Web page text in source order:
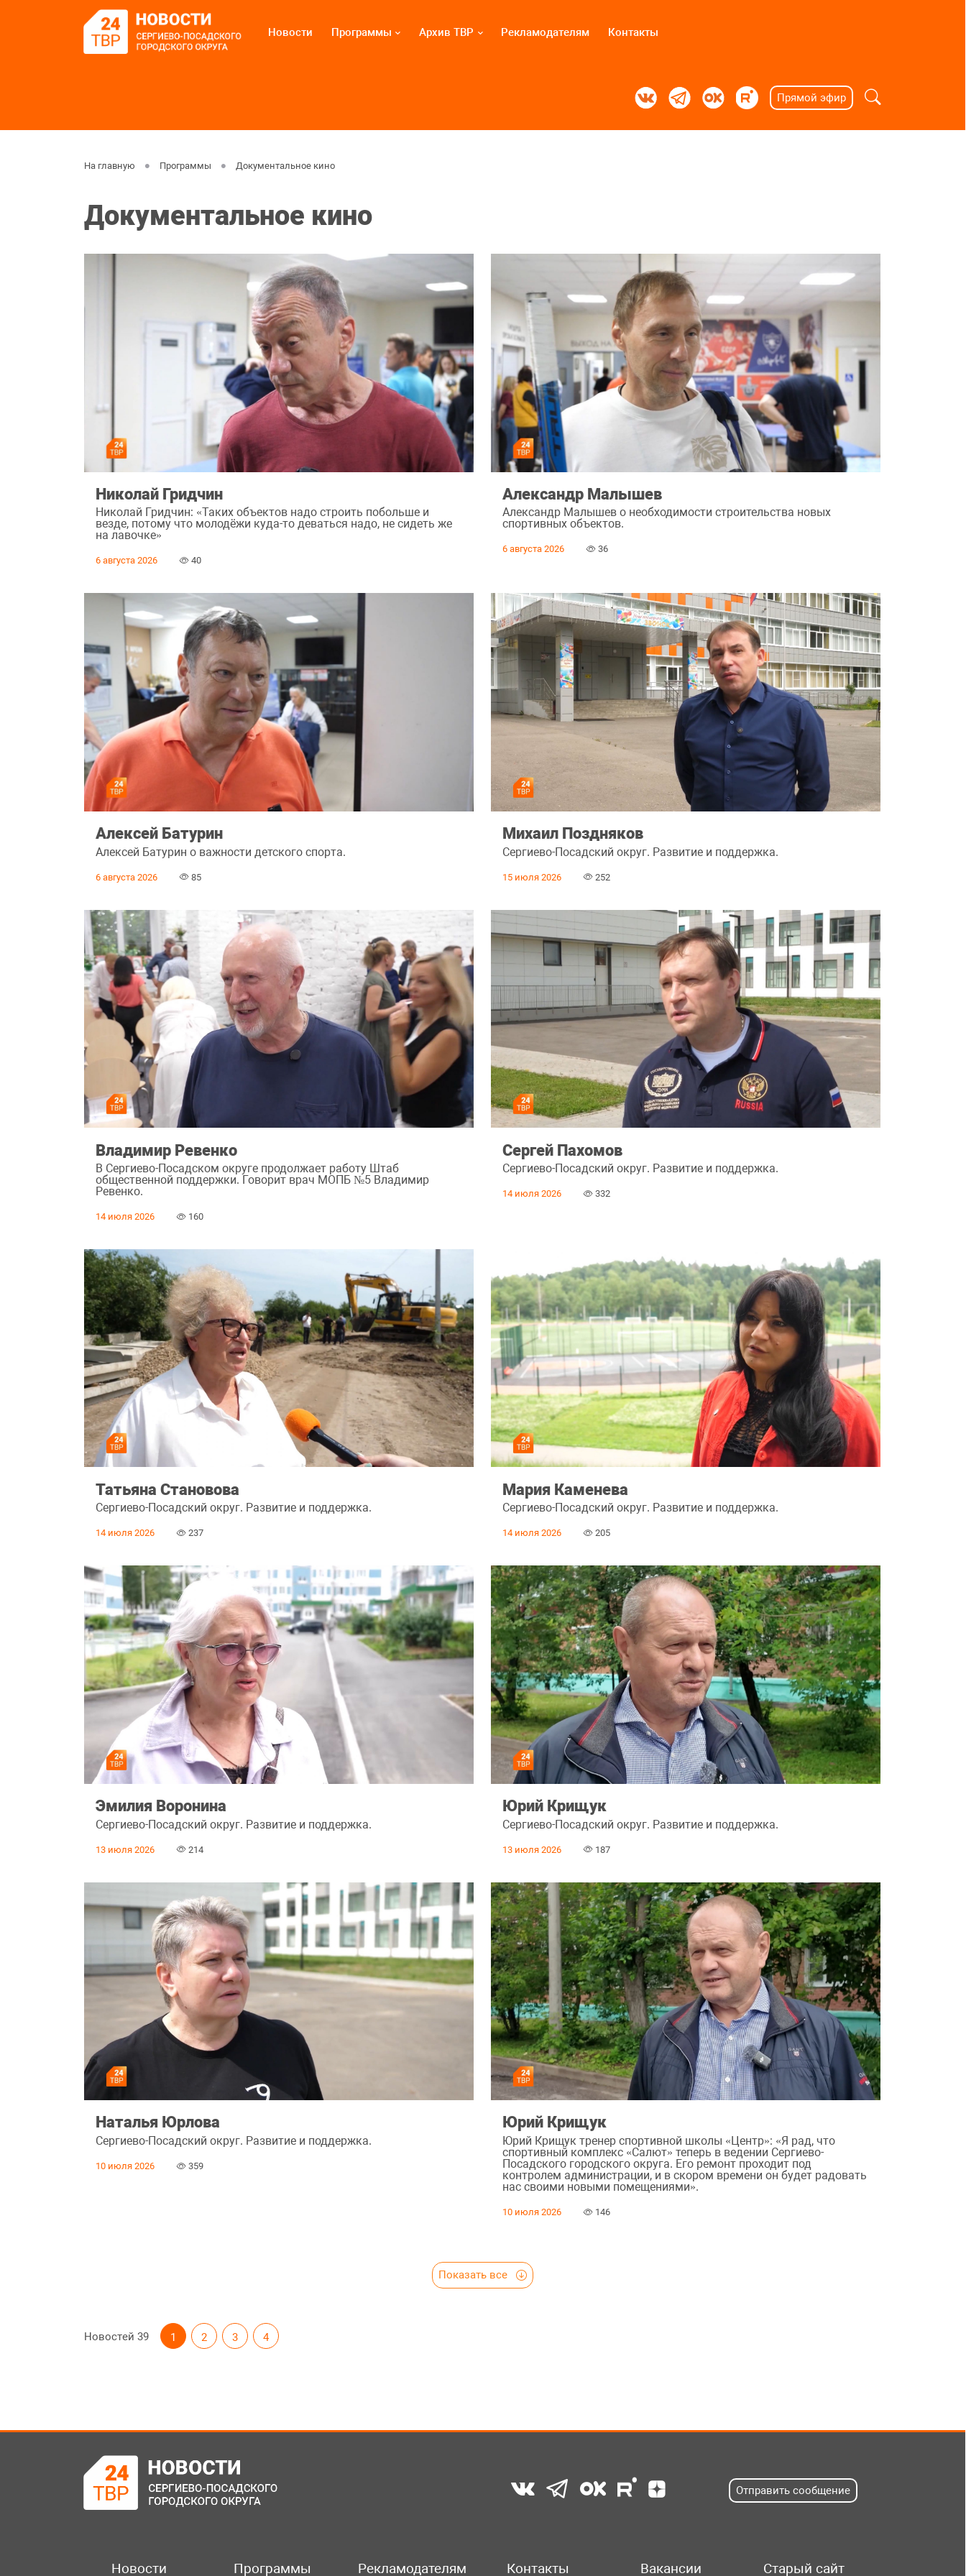
Новости Программы Архив ТВР Рекламодателям Контакты
Прямой эфир
На главную Программы Документальное кино
Документальное кино
Николай Гридчин
Николай Гридчин: «Таких объектов надо строить побольше и
везде, потому что молодёжи куда-то деваться надо, не сидеть же
на лавочке»
6 августа 2026 40
Александр Малышев
Александр Малышев о необходимости строительства новых
спортивных объектов.
6 августа 2026 36
Алексей Батурин
Алексей Батурин о важности детского спорта.
6 августа 2026 85
Михаил Поздняков
Сергиево-Посадский округ. Развитие и поддержка.
15 июля 2026 252
Владимир Ревенко
В Сергиево-Посадском округе продолжает работу Штаб
общественной поддержки. Говорит врач МОПБ №5 Владимир
Ревенко.
14 июля 2026 160
Сергей Пахомов
Сергиево-Посадский округ. Развитие и поддержка.
14 июля 2026 332
Татьяна Становова
Сергиево-Посадский округ. Развитие и поддержка.
14 июля 2026 237
Мария Каменева
Сергиево-Посадский округ. Развитие и поддержка.
14 июля 2026 205
Эмилия Воронина
Сергиево-Посадский округ. Развитие и поддержка.
13 июля 2026 214
Юрий Крищук
Сергиево-Посадский округ. Развитие и поддержка.
13 июля 2026 187
Наталья Юрлова
Сергиево-Посадский округ. Развитие и поддержка.
10 июля 2026 359
Юрий Крищук
Юрий Крищук тренер спортивной школы «Центр»: «Я рад, что
спортивный комплекс «Салют» теперь в ведении Сергиево-
Посадского городского округа. Его ремонт проходит под
контролем администрации, и в скором времени он будет радовать
нас своими новыми помещениями».
10 июля 2026 146
Показать все
Новостей39 1 2 3 4
Отправить сообщение
Новости Программы Рекламодателям Контакты Вакансии Старый сайт